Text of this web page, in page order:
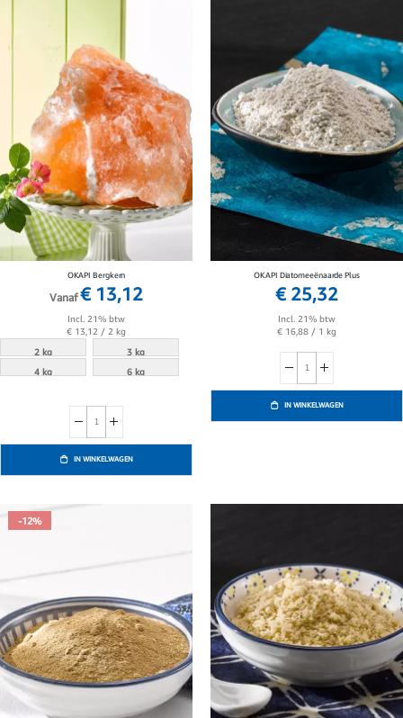
OKAPI Bergkern
Vanaf € 13,12
Incl. 21% btw
€ 13,12 / 2 kg
2 kg
3 kg
4 kg
6 kg
IN WINKELWAGEN
OKAPI Diatomeeënaarde Plus
€ 25,32
Incl. 21% btw
€ 16,88 / 1 kg
IN WINKELWAGEN
-12%